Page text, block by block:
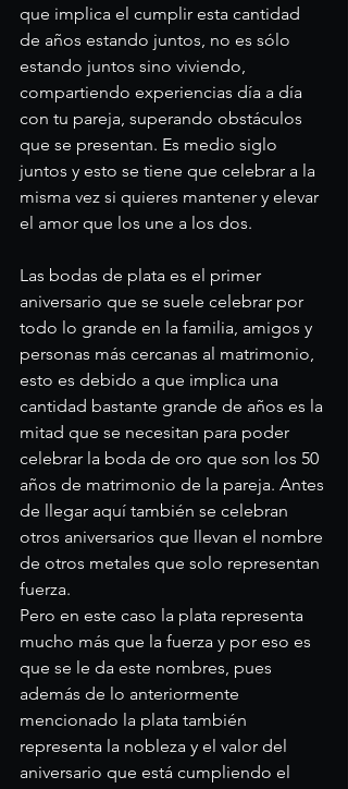
que implica el cumplir esta cantidad
de años estando juntos, no es sólo
estando juntos sino viviendo,
compartiendo experiencias día a día
con tu pareja, superando obstáculos
que se presentan. Es medio siglo
juntos y esto se tiene que celebrar a la
misma vez si quieres mantener y elevar
el amor que los une a los dos.
Las bodas de plata es el primer
aniversario que se suele celebrar por
todo lo grande en la familia, amigos y
personas más cercanas al matrimonio,
esto es debido a que implica una
cantidad bastante grande de años es la
mitad que se necesitan para poder
celebrar la boda de oro que son los 50
años de matrimonio de la pareja. Antes
de llegar aquí también se celebran
otros aniversarios que llevan el nombre
de otros metales que solo representan
fuerza.
Pero en este caso la plata representa
mucho más que la fuerza y por eso es
que se le da este nombres, pues
además de lo anteriormente
mencionado la plata también
representa la nobleza y el valor del
aniversario que está cumpliendo el